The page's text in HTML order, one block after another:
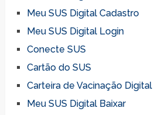
Meu SUS Digital Cadastro
Meu SUS Digital Login
Conecte SUS
Cartão do SUS
Carteira de Vacinação Digital
Meu SUS Digital Baixar